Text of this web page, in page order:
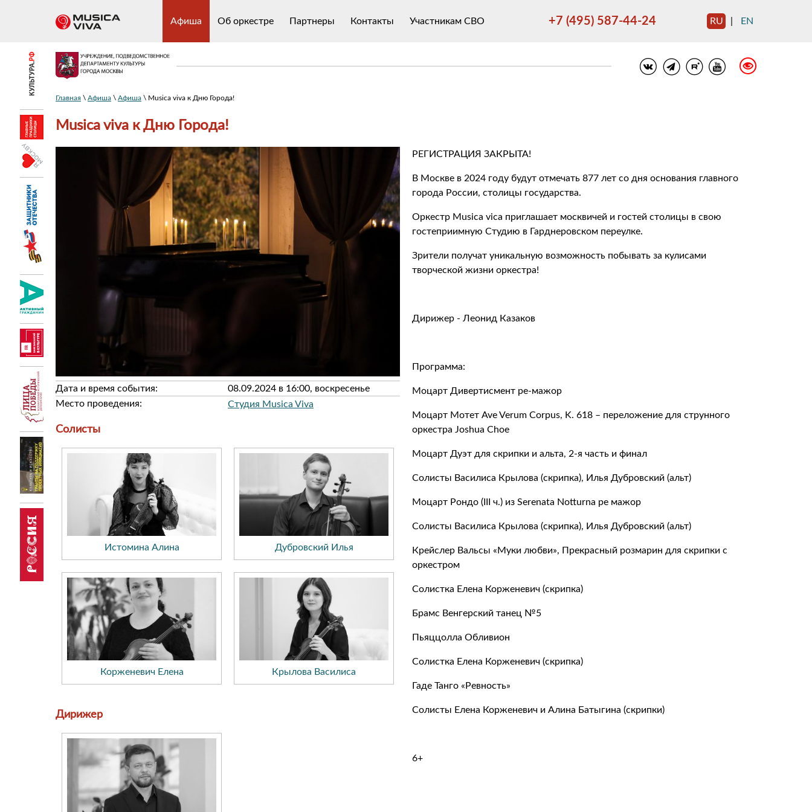
Афиша Об оркестре Партнеры Контакты Участникам СВО +7 (495) 587-44-24 RU EN
Главная \ Афиша \ Афиша \ Musica viva к Дню Города!
Musica viva к Дню Города!
Дата и время события:
08.09.2024 в 16:00, воскресенье
Место проведения:
Студия Musica Viva
Солисты
Истомина Алина Дубровский Илья
Корженевич Елена Крылова Василиса
Дирижер
РЕГИСТРАЦИЯ ЗАКРЫТА!
В Москве в 2024 году будут отмечать 877 лет со дня основания главного
города России, столицы государства.
Оркестр Musica vica приглашает москвичей и гостей столицы в свою
гостеприимную Студию в Гарднеровском переулке.
Зрители получат уникальную возможность побывать за кулисами
творческой жизни оркестра!
Дирижер - Леонид Казаков
Программа:
Моцарт Дивертисмент ре-мажор
Моцарт Мотет Ave Verum Corpus, K. 618 – переложение для струнного
оркестра Joshua Choe
Моцарт Дуэт для скрипки и альта, 2-я часть и финал
Солисты Василиса Крылова (скрипка), Илья Дубровский (альт)
Моцарт Рондо (III ч.) из Serenata Notturna ре мажор
Солисты Василиса Крылова (скрипка), Илья Дубровский (альт)
Крейслер Вальсы «Муки любви», Прекрасный розмарин для скрипки с
оркестром
Солистка Елена Корженевич (скрипка)
Брамс Венгерский танец №5
Пьяццолла Обливион
Солистка Елена Корженевич (скрипка)
Гаде Танго «Ревность»
Солисты Елена Корженевич и Алина Батыгина (скрипки)
6+